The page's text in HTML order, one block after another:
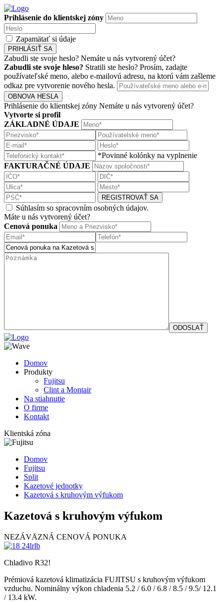
Prihlásenie do klientskej zóny
Zapamätať si údaje
PRIHLÁSIŤ SA
Zabudli ste svoje heslo? Nemáte u nás vytvorený účet?
Zabudli ste svoje hleso? Stratili ste heslo? Prosím, zadajte
používateľské meno, alebo e-mailovú adresu, na ktorú vám zašleme
odkaz pre vytvorenie nového hesla.
OBNOVA HESLA
Prihlásenie do klientskej zóny Nemáte u nás vytvorený účet?
Vytvorte si profil
ZÁKLADNÉ ÚDAJE
*Povinné kolónky na vyplnenie
FAKTURAČNÉ ÚDAJE
REGISTROVAŤ SA
Súhlasím so spracovním osobných údajov.
Máte u nás vytvorený účet?
Cenová ponuka
Domov
Produkty
Fujitsu
Clint a Montair
Na stiahnutie
O firme
Kontakt
Klientská zóna
Domov
Fujitsu
Split
Kazetové jednotky
Kazetová s kruhovým výfukom
Kazetová s kruhovým výfukom
NEZÁVÄZNÁ CENOVÁ PONUKA
Chladivo R32!
Prémiová kazetová klimatizácia FUJITSU s kruhovým výfukom
vzduchu. Nominálny výkon chladenia 5.2 / 6.0 / 6.8 / 8.5 / 9.5/ 12.1
/ 13.4 kW.